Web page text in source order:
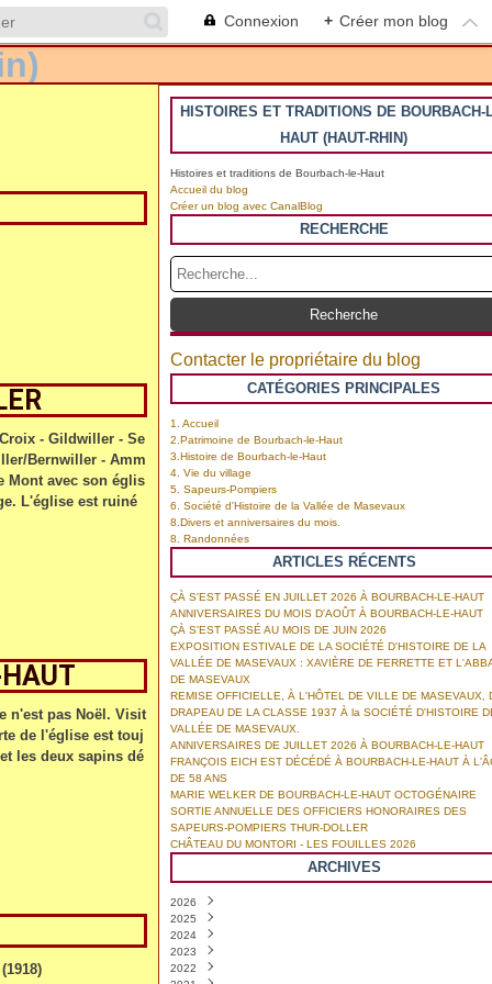
Connexion + Créer mon blog
- Gildwiller - Se
Bernwiller - Amm
avec son églis
L'église est ruiné
n'est pas Noël. Visit
de l'église est touj
les deux sapins dé
HISTOIRES ET TRADITIONS DE BOURBACH-
HAUT (HAUT-RHIN)
Histoires et traditions de Bourbach-le-Haut
Accueil du blog
Créer un blog avec CanalBlog
RECHERCHE
Contacter le propriétaire du blog
CATÉGORIES PRINCIPALES
1. Accueil
2.Patrimoine de Bourbach-le-Haut
3.Histoire de Bourbach-le-Haut
4. Vie du village
5. Sapeurs-Pompiers
6. Société d'Histoire de la Vallée de Masevaux
8.Divers et anniversaires du mois.
8. Randonnées
ARTICLES RÉCENTS
ÇÀ S'EST PASSÉ EN JUILLET 2026 À BOURBACH-LE-HAUT
ANNIVERSAIRES DU MOIS D'AOÛT À BOURBACH-LE-HAUT
ÇÀ S'EST PASSÉ AU MOIS DE JUIN 2026
EXPOSITION ESTIVALE DE LA SOCIÉTÉ D'HISTOIRE DE LA
VALLÉE DE MASEVAUX : XAVIÈRE DE FERRETTE ET
DE MASEVAUX
REMISE OFFICIELLE, À L'HÔTEL DE VILLE DE MASEVAUX,
DRAPEAU DE LA CLASSE 1937 À la SOCIÉTÉ D'HISTOIRE
VALLÉE DE MASEVAUX.
ANNIVERSAIRES DE JUILLET 2026 À BOURBACH-LE-HAUT
FRANÇOIS EICH EST DÉCÉDÉ À BOURBACH-LE-HAUT À
DE 58 ANS
MARIE WELKER DE BOURBACH-LE-HAUT OCTOGÉNAIRE
SORTIE ANNUELLE DES OFFICIERS HONORAIRES DES
SAPEURS-POMPIERS THUR-DOLLER
CHÂTEAU DU MONTORI - LES FOUILLES 2026
ARCHIVES
2026
Août
Juillet
Juin(6)
Mai(2)
2025
Décembre
Novembre
Octobre
2024
Décembre
Novembre
2023
Décembre
2022